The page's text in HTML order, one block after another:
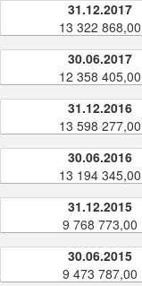
31.12.2017
13 322 868,00
30.06.2017
12 358 405,00
31.12.2016
13 598 277,00
30.06.2016
13 194 345,00
31.12.2015
9 768 773,00
30.06.2015
9 473 787,00